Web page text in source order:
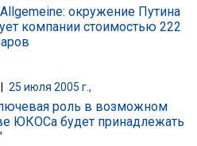
окружение Путина
компании стоимостью 222
25 июля 2005 г.,
роль в возможном
ЮКОСа будет принадлежать